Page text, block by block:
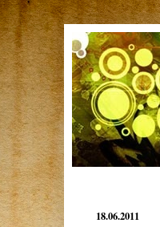
18.06.2011